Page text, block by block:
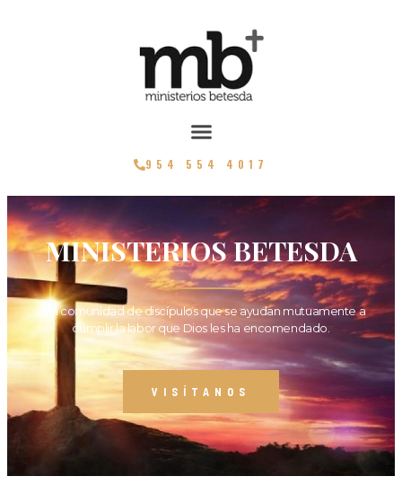
954 554 4017
MINISTERIOS BETESDA
Una comunidad de discípulos que se ayudan mutuamente a
cumplir la labor que Dios les ha encomendado.
VISÍTANOS